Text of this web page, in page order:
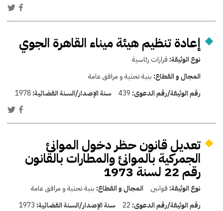
إعادة تنظيم هيئة ميناء القاهرة الجوي
نوع الوثيقة: قرارات رئاسية
المجال و القطاع: بنية تحتية و مرافق عامة
رقم الوثيقة/رقم الدعوى: 439 سنة الإصدار/السنة القضائية:1978
تعديل قانون حظر دخول الموانئ
الجمركية بالموانئ والمطارات بالقانون
رقم 22 لسنة 1973
نوع الوثيقة: قوانين المجال و القطاع: بنية تحتية و مرافق عامة
رقم الوثيقة/رقم الدعوى: 22 سنة الإصدار/السنة القضائية: 1973